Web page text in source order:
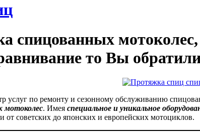
спицованных
то Вы
услуг по ремонту и сезонному обслуживанию
мотоколес. Имея специальное и уникальное
советских до японских и европейских мотоциклов.